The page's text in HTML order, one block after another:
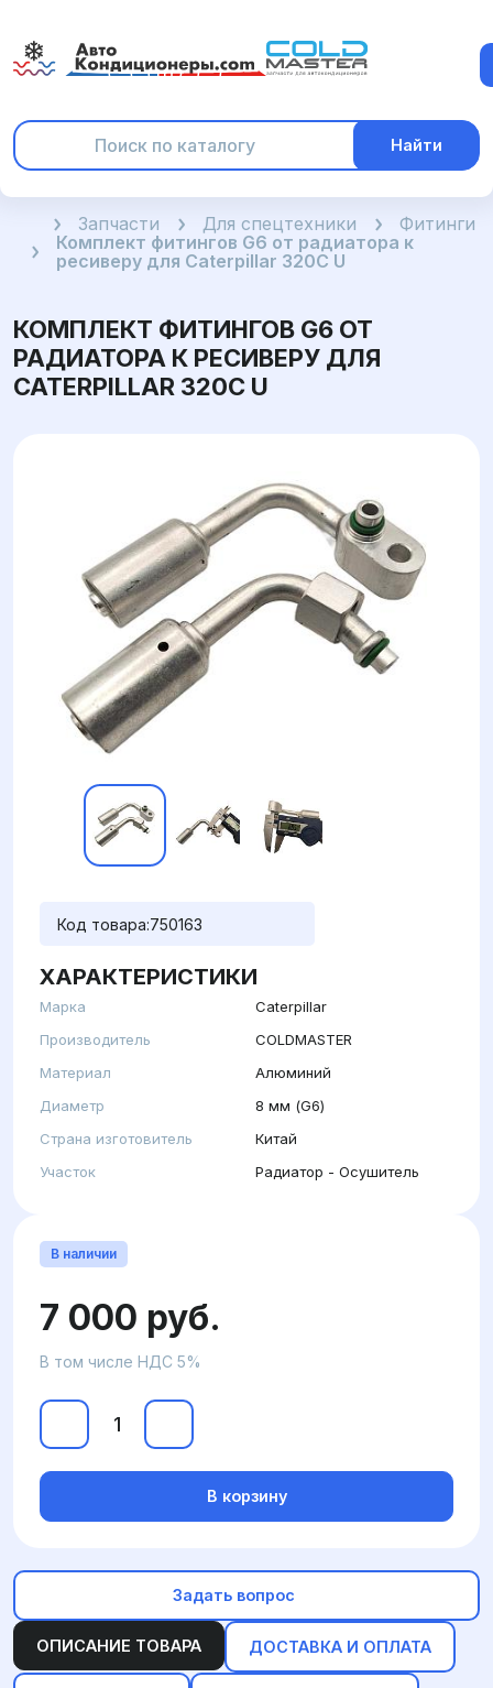
Найти
ГлавнаяЗапчасти Для спецтехники
Фитинги
Комплект фитингов G6 от радиатора к
ресиверу для Caterpillar 320C U
КОМПЛЕКТ ФИТИНГОВ G6 ОТ
РАДИАТОРА К РЕСИВЕРУ ДЛЯ
CATERPILLAR 320C U
Код товара:750163
ХАРАКТЕРИСТИКИ
Марка
Caterpillar
Производитель
COLDMASTER
Материал
Алюминий
Диаметр
8 мм (G6)
Страна изготовитель
Китай
Участок
Радиатор - Осушитель
ОПИСАНИЕ ТОВАРА ДОСТАВКА И ОПЛАТА
В наличии
7 000 руб.
В том числе НДС 5%
В корзину
Задать вопрос